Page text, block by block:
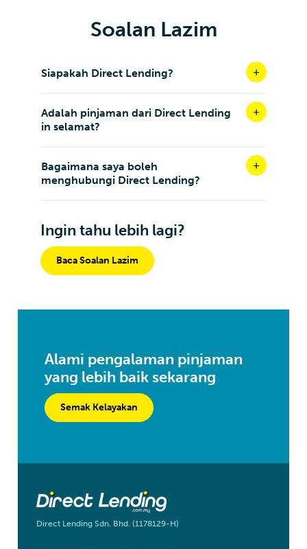
Soalan Lazim
Siapakah Direct Lending?
Adalah pinjaman dari Direct Lending
in selamat?
Bagaimana saya boleh
menghubungi Direct Lending?
Ingin tahu lebih lagi?
Baca Soalan Lazim
Alami pengalaman pinjaman
yang lebih baik sekarang
Semak Kelayakan
Direct Lending Sdn. Bhd. (1178129-H)